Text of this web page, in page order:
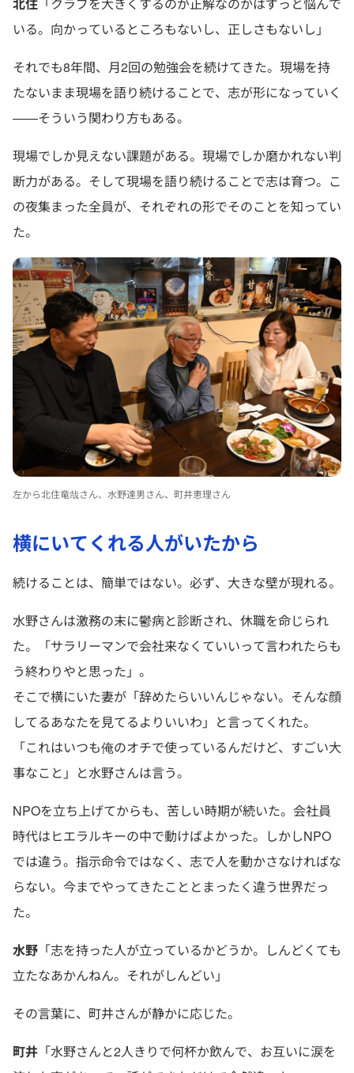
いる。向かっているところもないし、正しさもないし」
それでも8年間、月2回の勉強会を続けてきた。現場を持
たないまま現場を語り続けることで、志が形になっていく
——そういう関わり方もある。
現場でしか見えない課題がある。現場でしか磨かれない判
断力がある。そして現場を語り続けることで志は育つ。こ
の夜集まった全員が、それぞれの形でそのことを知ってい
た。
左から北住竜哉さん、水野達男さん、町井恵理さん
横にいてくれる人がいたから
続けることは、簡単ではない。必ず、大きな壁が現れる。
水野さんは激務の末に鬱病と診断され、休職を命じられ
た。「サラリーマンで会社来なくていいって言われたらも
う終わりやと思った」。
そこで横にいた妻が「辞めたらいいんじゃない。そんな顔
してるあなたを見てるよりいいわ」と言ってくれた。
「これはいつも俺のオチで使っているんだけど、すごい大
事なこと」と水野さんは言う。
NPOを立ち上げてからも、苦しい時期が続いた。会社員
時代はヒエラルキーの中で動けばよかった。しかしNPO
では違う。指示命令ではなく、志で人を動かさなければな
らない。今までやってきたこととまったく違う世界だっ
た。
水野 「志を持った人が立っているかどうか。しんどくても
立たなあかんねん。それがしんどい」
その言葉に、町井さんが静かに応じた。
町井 「水野さんと2人きりで何杯か飲んで、お互いに涙を